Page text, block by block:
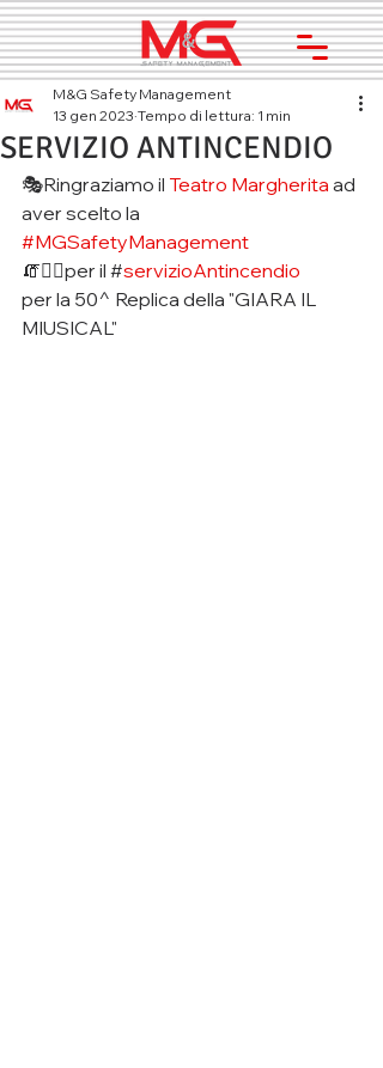
SERVIZIO ANTINCENDIO
M&G Safety Management
13 gen 2023 Tempo di lettura: 1 min
🎭Ringraziamo il Teatro Margherita ad
aver scelto la
#MGSafetyManagement
🧯👷‍♂️per il #servizioAntincendio
per la 50^ Replica della "GIARA IL
MIUSICAL"